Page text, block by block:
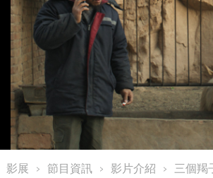
影展 節目資訊 影片介紹 三個羯